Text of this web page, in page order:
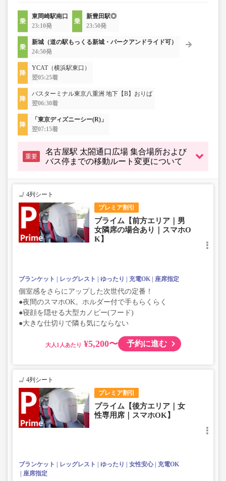
東岡崎駅南口
23:10発
新豊田駅◎
23:50発
新城（道の駅もっくる新城・パークアンドライド可）
24:50発
YCAT（横浜駅東口）
翌05:25着
バスターミナル東京八重洲 地下【B】おりば
翌06:30着
「東京ディズニーシー(R)」
翌07:15着
重要
名古屋駅 太閤通口広場 集合場所および
バス停までの移動ルート変更について
プレミア割引
4列シート
プライム【前方エリア｜男
女隣席の場合あり｜スマホO
K】
ブランケット レッグレスト ゆったり 充電OK 座席指定
個室感をさらにアップした次世代の定番！
●夜間のスマホOK。ホルダー付で手もらくらく
●寝顔を隠せる大型カノピー(フード)
●大きな仕切りで隣も気にならない
大人 ¥5,200〜 予約に進む
プレミア割引
4列シート
プライム【後方エリア｜女
性専用席｜スマホOK】
ブランケット レッグレスト ゆったり 女性安心
充電OK
座席指定